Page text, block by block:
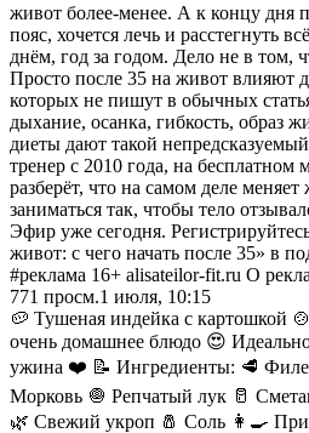
живот более-менее. А к концу дня
пояс, хочется лечь и расстегнуть
днём, год за годом. Дело не в том,
Просто после 35 на живот влияют
которых не пишут в обычных
дыхание, осанка, гибкость, образ
диеты дают такой
тренер с 2010 года, на бесплатном
разберёт, что на самом деле
заниматься так, чтобы тело
Эфир уже сегодня.
живот: с чего начать после 35» в
#реклама 16+ alisateilor-fit.ru О
771 просм.1 июля, 10:15
🥔 Тушеная индейка с картошкой
очень домашнее блюдо 😍
ужина ❤️ 📝 Ингредиенты: 🥩 Филе
Морковь 🧅 Репчатый лук 🥛
🌿 Свежий укроп 🧂 Соль 👩‍🍳